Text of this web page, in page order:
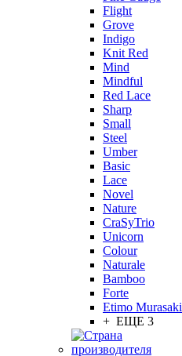
Flight
Grove
Indigo
Knit Red
Mind
Mindful
Red Lace
Sharp
Small
Steel
Umber
Basic
Lace
Novel
Nature
CraSyTrio
Unicorn
Colour
Naturale
Bamboo
Forte
Etimo Murasaki
+ ЕЩЕ 3